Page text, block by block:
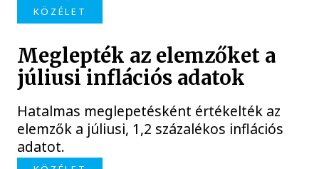
KÖZÉLET
Meglepték az elemzőket a
júliusi inflációs adatok
Hatalmas meglepetésként értékelték az
elemzők a júliusi, 1,2 százalékos inflációs
adatot.